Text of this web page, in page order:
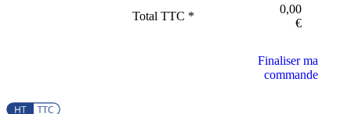
Total TTC *
0,00
€
Finaliser ma
commande